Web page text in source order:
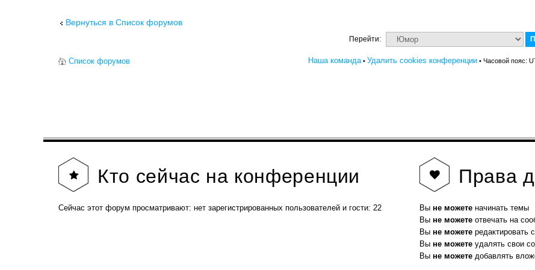
Вернуться в Список форумов
Перейти:
Список форумов Наша команда• Удалить cookies конференции • Часовой пояс:
Кто сейчас на конференции
Сейчас этот форум просматривают: нет зарегистрированных пользователей и гости: 22
Права
Вы не можете начинать темы
Вы не можете отвечать на
Вы не можете редактировать
Вы не можете удалять свои
Вы не можете добавлять